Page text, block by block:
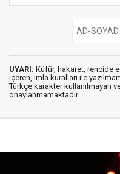
UYARI: Küfür, hakaret, rencide
içeren, imla kuralları ile
Türkçe karakter kullanılmayan
onaylanmamaktadır.